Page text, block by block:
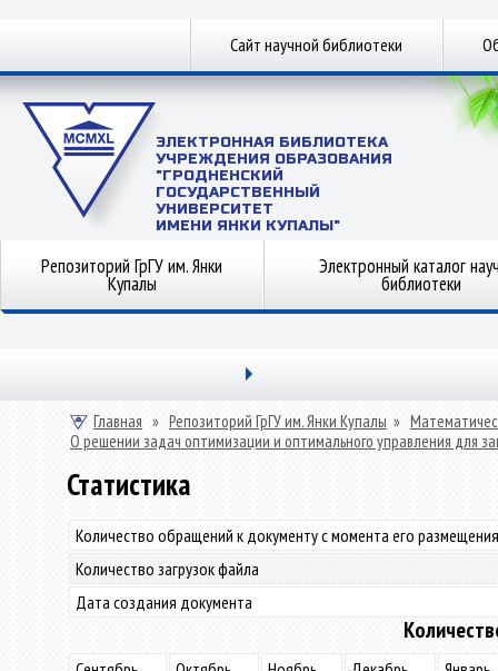
Сайт научной библиотеки
ЭЛЕКТРОННАЯ БИБЛИОТЕКА
УЧРЕЖДЕНИЯ ОБРАЗОВАНИЯ
"ГРОДНЕНСКИЙ
ГОСУДАРСТВЕННЫЙ
УНИВЕРСИТЕТ
ИМЕНИ ЯНКИ КУПАЛЫ"
Репозиторий ГрГУ им. Янки
Купалы
Электронный каталог
библиотеки
Главная » Репозиторий ГрГУ им. Янки Купалы »
О решении задач оптимизации и оптимального управления для
Статистика
Количество обращений к документу с момента его
Количество загрузок файла
Дата создания документа